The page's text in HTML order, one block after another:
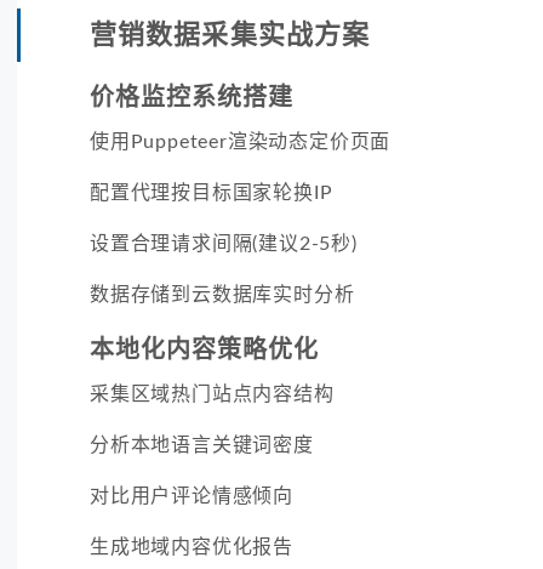
营销数据采集实战方案
价格监控系统搭建
使用Puppeteer渲染动态定价页面
配置代理按目标国家轮换IP
设置合理请求间隔(建议2-5秒)
数据存储到云数据库实时分析
本地化内容策略优化
采集区域热门站点内容结构
分析本地语言关键词密度
对比用户评论情感倾向
生成地域内容优化报告